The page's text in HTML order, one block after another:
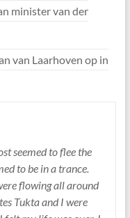
minister van der
van Laarhoven op in
seemed to flee the
to be in a trance.
flowing all around
Tukta and I were